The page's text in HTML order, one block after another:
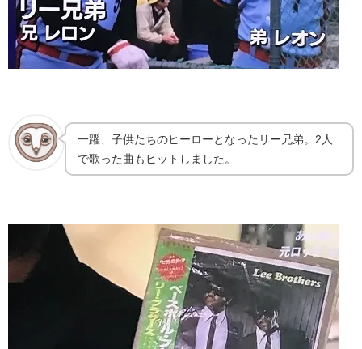
一躍、子供たちのヒーローとなったリー兄弟。2人
で歌った曲もヒットしました。